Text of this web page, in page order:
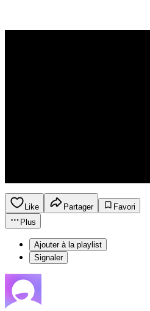
Like Partager
Favori
Plus
Ajouter à la playlist
Signaler